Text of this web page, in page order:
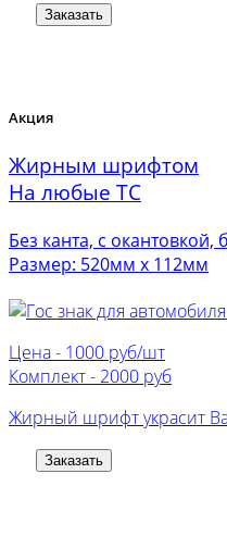
Заказать
Акция
Жирным шрифтом
На любые ТС
Без канта, с окантовкой,
Размер: 520мм х 112мм
Цена - 1000 руб/шт
Комплект - 2000 руб
Жирный шрифт украсит
Заказать